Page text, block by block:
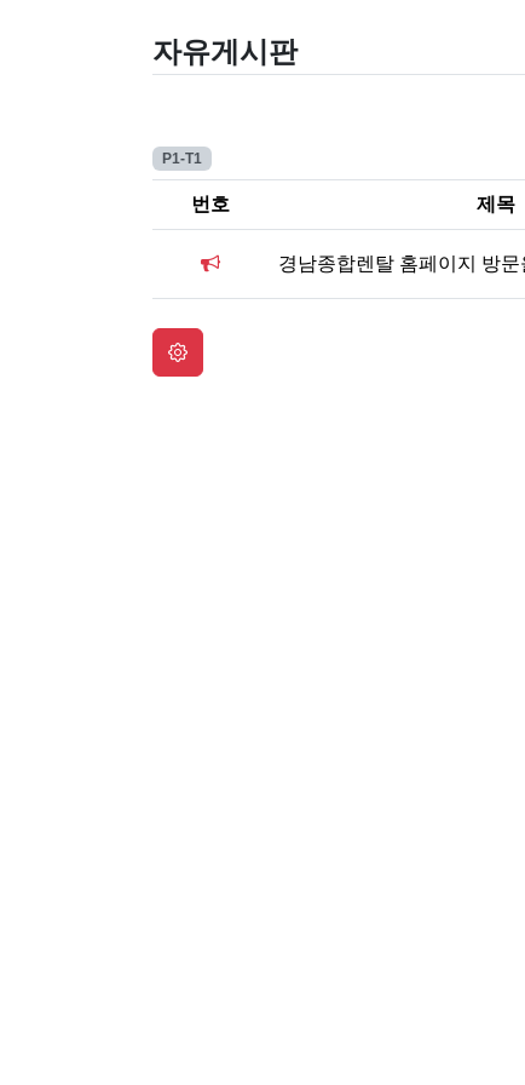
자유게시판
P1-T1
번호 제목
경남종합렌탈 홈페이지 방